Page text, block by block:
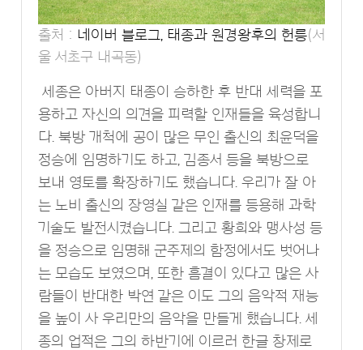
출처 : 네이버 블로그, 태종과 원경왕후의 헌릉(서
울 서초구 내곡동)
세종은 아버지 태종이 승하한 후 반대 세력을 포
용하고 자신의 의견을 피력할 인재들을 육성합니
다. 북방 개척에 공이 많은 무인 출신의 최윤덕을
정승에 임명하기도 하고, 김종서 등을 북방으로
보내 영토를 확장하기도 했습니다. 우리가 잘 아
는 노비 출신의 장영실 같은 인재를 등용해 과학
기술도 발전시켰습니다. 그리고 황희와 맹사성 등
을 정승으로 임명해 군주제의 함정에서도 벗어나
는 모습도 보였으며, 또한 흠결이 있다고 많은 사
람들이 반대한 박연 같은 이도 그의 음악적 재능
을 높이 사 우리만의 음악을 만들게 했습니다. 세
종의 업적은 그의 하반기에 이르러 한글 창제로